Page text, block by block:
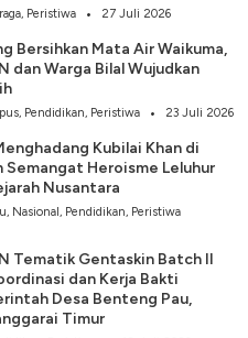
, Peristiwa 27 Juli 2026
Bersihkan Mata Air Waikuma,
dan Warga Bilal Wujudkan
, Pendidikan, Peristiwa 23 Juli 2026
Kubilai Khan di
Semangat Heroisme Leluhur
Nusantara
, Nasional, Pendidikan, Peristiwa
Tematik Gentaskin Batch II
dan Kerja Bakti
Desa Benteng Pau,
Timur